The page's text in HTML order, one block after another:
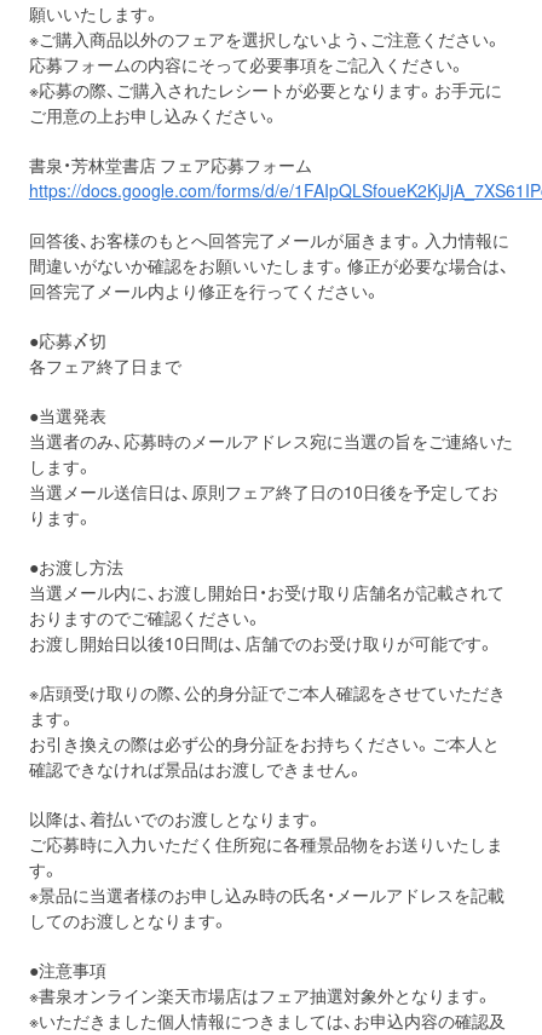
願いいたします。
※ご購入商品以外のフェアを選択しないよう、ご注意ください。
応募フォームの内容にそって必要事項をご記入ください。
※応募の際、ご購入されたレシートが必要となります。お手元に
ご用意の上お申し込みください。
書泉・芳林堂書店 フェア応募フォーム
https://docs.google.com/forms/d/e/
回答後、お客様のもとへ回答完了メールが届きます。入力情報に
間違いがないか確認をお願いいたします。修正が必要な場合は、
回答完了メール内より修正を行ってください。
●応募〆切
各フェア終了日まで
●当選発表
当選者のみ、応募時のメールアドレス宛に当選の旨をご連絡いた
します。
当選メール送信日は、原則フェア終了日の10日後を予定してお
ります。
●お渡し方法
当選メール内に、お渡し開始日・お受け取り店舗名が記載されて
おりますのでご確認ください。
お渡し開始日以後10日間は、店舗でのお受け取りが可能です。
※店頭受け取りの際、公的身分証でご本人確認をさせていただき
ます。
お引き換えの際は必ず公的身分証をお持ちください。ご本人と
確認できなければ景品はお渡しできません。
以降は、着払いでのお渡しとなります。
ご応募時に入力いただく住所宛に各種景品物をお送りいたしま
す。
※景品に当選者様のお申し込み時の氏名・メールアドレスを記載
してのお渡しとなります。
●注意事項
※書泉オンライン楽天市場店はフェア抽選対象外となります。
※いただきました個人情報につきましては、お申込内容の確認及